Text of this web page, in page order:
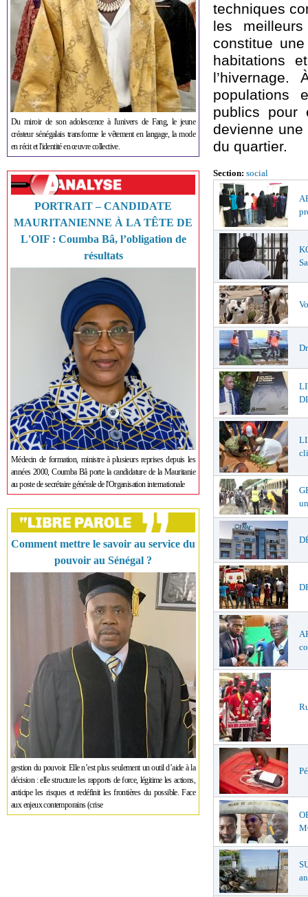
Du miroir de son adolescence à l'univers de Fang, le jeune
créateur sénégalais transforme le vêtement en langage, la mode
en récit et l'identité en œuvre collective.
PORTRAIT – CANDIDATE
MAURITANIENNE À LA TÊTE DE
L'OIF : Coumba Bâ, l’obligation de
résultats
Médecin de formation, ministre à plusieurs reprises depuis les
années 2000, Coumba Bâ porte la candidature de la Mauritanie
au poste de secrétaire générale de l'Organisation internationale
Comment mettre le savoir au service du
pouvoir au Sénégal ?
gestion du pouvoir. Elle n’est plus seulement un outil d’aide à la
décision : elle structure les rapports de force, légitime les actions,
anticipe les risques et redéfinit les frontières du possible. Face
aux enjeux contemporains (crise
techniques
les
constitue
habitations
populations
publics pour
devienne une
du quartier.
Section: social